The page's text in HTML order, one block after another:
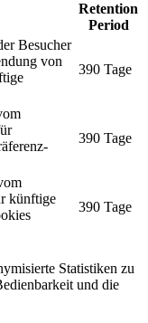
Retention
Period
Besucher
von
390 Tage
390 Tage
künftige
390 Tage
Statistiken zu
und die